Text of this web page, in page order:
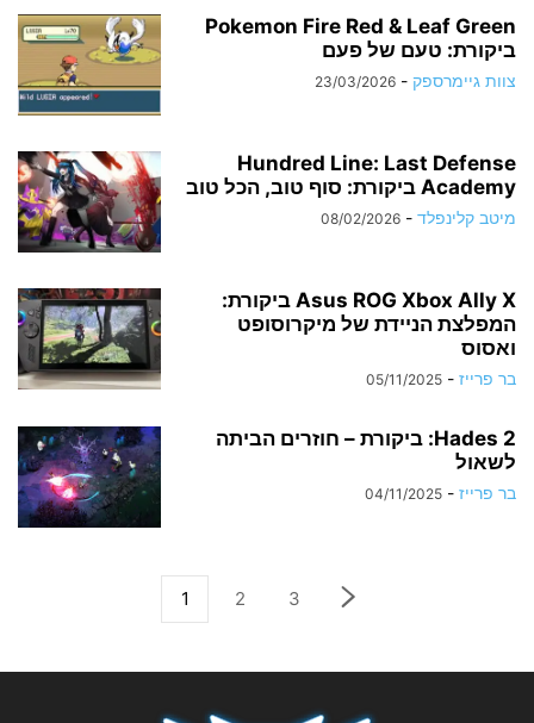
Pokemon Fire Red & Leaf Green
ביקורת: טעם של פעם
צוות גיימרספק -
23/03/2026
Hundred Line: Last Defense
Academy ביקורת: סוף טוב, הכל טוב
מיטב קלינפלד -
08/02/2026
Asus ROG Xbox Ally X ביקורת:
המפלצת הניידת של מיקרוסופט
ואסוס
בר פרייז -
05/11/2025
Hades 2: ביקורת – חוזרים הביתה
לשאול
בר פרייז -
04/11/2025
1 2 3